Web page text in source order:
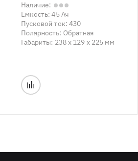
Наличие:
Ёмкость:45 Ач
Пусковой ток: 430
Полярность: Обратная
Габариты: 238 x 129 x 225 мм